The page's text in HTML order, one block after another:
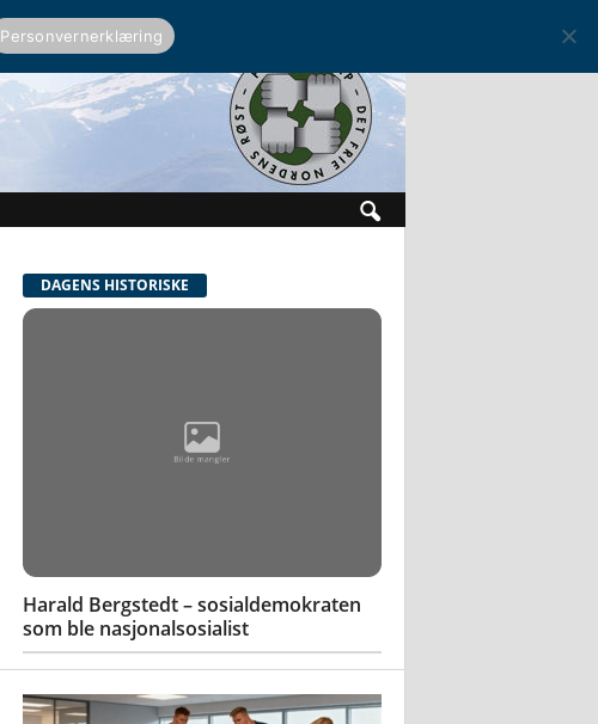
DAGENS HISTORISKE
Harald Bergstedt – sosialdemokraten
som ble nasjonalsosialist
Personvernerklæring